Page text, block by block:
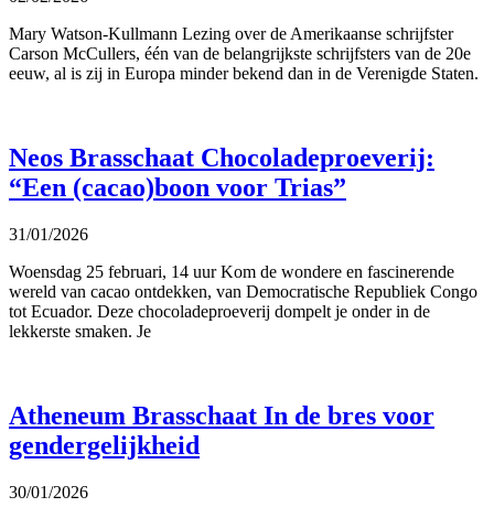
Mary Watson-Kullmann Lezing over de Amerikaanse schrijfster
Carson McCullers, één van de belangrijkste schrijfsters van de 20e
eeuw, al is zij in Europa minder bekend dan in de Verenigde Staten.
Neos Brasschaat Chocoladeproeverij:
“Een (cacao)boon voor Trias”
31/01/2026
Woensdag 25 februari, 14 uur Kom de wondere en fascinerende
wereld van cacao ontdekken, van Democratische Republiek Congo
tot Ecuador. Deze chocoladeproeverij dompelt je onder in de
lekkerste smaken. Je
Atheneum Brasschaat In de bres voor
gendergelijkheid
30/01/2026